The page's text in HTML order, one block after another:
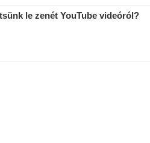
le zenét YouTube videóról?